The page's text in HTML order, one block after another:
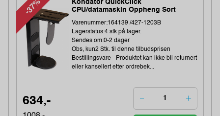
-37%
Kondator QuickClick
CPU/datamaskin Oppheng Sort
Varenummer:164139 /427-1203B
Lagerstatus:4 stk på lager.
Sendes om:0-2 dager
Obs, kun2 Stk. til denne tilbudsprisen
Bestillingsvare - Produktet kan ikke bli returnert
eller kansellert etter ordrebek...
634,-